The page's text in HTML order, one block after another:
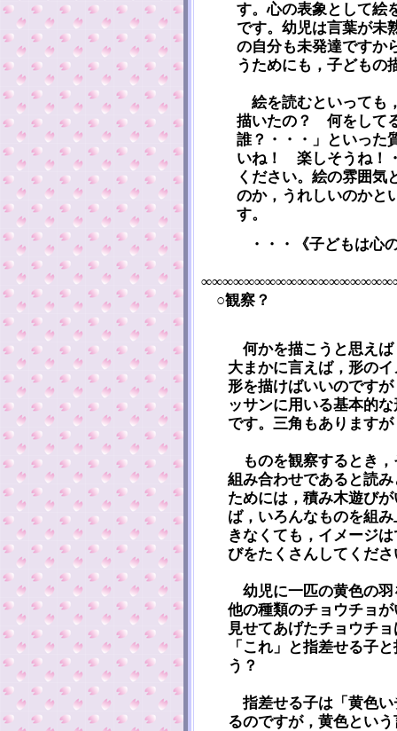
す。心の表象として絵
です。幼児は言葉が未
の自分も未発達ですか
うためにも，子どもの
絵を読むといっても
描いたの？ 何をして
誰？・・・」といっ
いね！ 楽しそうね！
ください。絵の雰囲気
のか，うれしいのかと
す。
・・・《子どもは心
○観察？
何かを描こうと思えば
大まかに言えば，形の
形を描けばいいのです
ッサンに用いる基本的
です。三角もあります
ものを観察するとき，
組み合わせであると読
ためには，積み木遊び
ば，いろんなものを組
きなくても，イメージ
びをたくさんしてくださ
幼児に一匹の黄色の羽
他の種類のチョウチョ
見せてあげたチョウチ
「これ」と指差せる子
う？
指差せる子は「黄色い
るのですが，黄色とい